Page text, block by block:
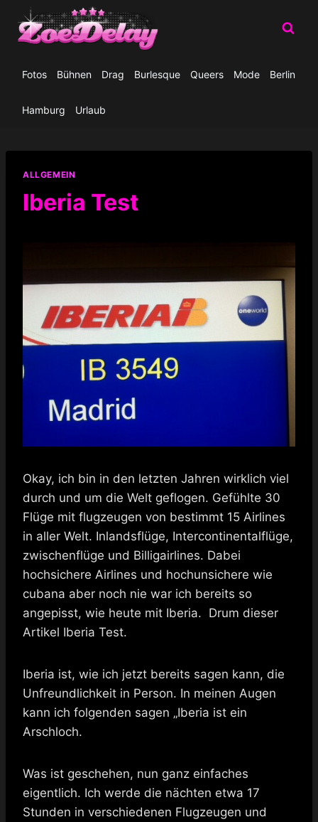
Inhalt
springen
Fotos Bühnen Drag Burlesque Queers Mode Berlin
Hamburg Urlaub
ALLGEMEIN
Iberia Test
Okay, ich bin in den letzten Jahren wirklich viel
durch und um die Welt geflogen. Gefühlte 30
Flüge mit flugzeugen von bestimmt 15 Airlines
in aller Welt. Inlandsflüge, Intercontinentalflüge,
zwischenflüge und Billigairlines. Dabei
hochsichere Airlines und hochunsichere wie
cubana aber noch nie war ich bereits so
angepisst, wie heute mit Iberia. Drum dieser
Artikel Iberia Test.
Iberia ist, wie ich jetzt bereits sagen kann, die
Unfreundlichkeit in Person. In meinen Augen
kann ich folgenden sagen „Iberia ist ein
Arschloch.
Was ist geschehen, nun ganz einfaches
eigentlich. Ich werde die nächten etwa 17
Stunden in verschiedenen Flugzeugen und